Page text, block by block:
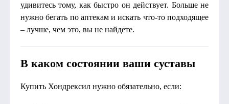
удивитесь тому, как быстро он действует. Больше не
нужно бегать по аптекам и искать что-то подходящее
– лучше, чем это, вы не найдете.
В каком состоянии ваши суставы
Купить Хондрексил нужно обязательно, если: